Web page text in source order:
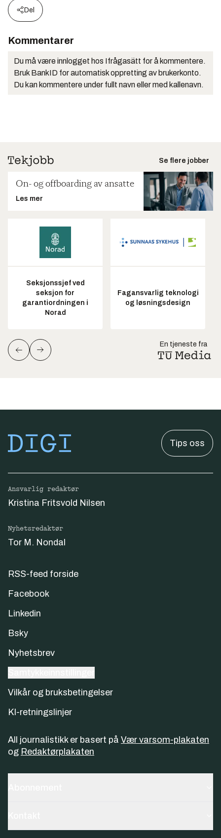
Del
Kommentarer
Du må være innlogget hos Ifrågasätt for å kommentere.
Bruk BankID for automatisk oppretting av brukerkonto.
Du kan kommentere under fullt navn eller med kallenavn.
Se flere jobber
On- og offboarding av ansatte
Les mer
Seksjonssjef ved
seksjon for
garantiordningen i
Norad
Fagansvarlig teknologi
og løsningsdesign
En tjeneste fra
Tips oss
Ansvarlig redaktør
Kristina Fritsvold Nilsen
Nyhetsredaktør
Tor M. Nondal
RSS-feed forside
Facebook
Linkedin
Bsky
Nyhetsbrev
Vilkår og bruksbetingelser
KI-retningslinjer
All journalistikk er basert på Vær varsom-plakaten
og Redaktørplakaten